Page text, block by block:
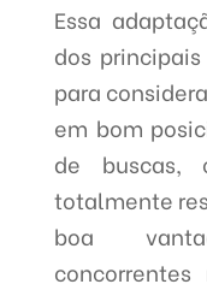
Essa
dos
para
em bom
de
totalmente
boa